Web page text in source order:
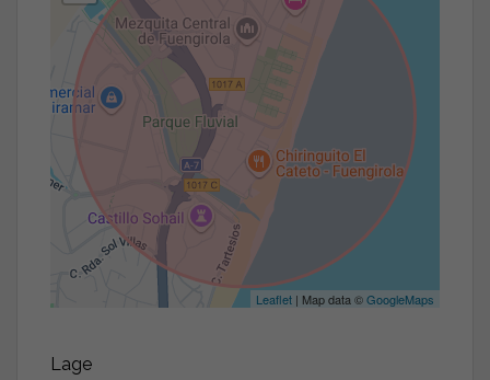
Leaflet | Map data ©GoogleMaps
Lage